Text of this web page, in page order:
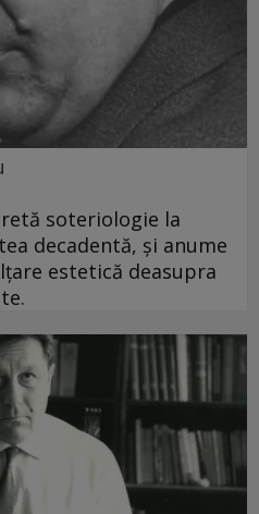
soteriologie la
decadentă, și anume
estetică deasupra